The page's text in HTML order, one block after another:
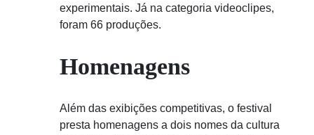
experimentais. Já na categoria videoclipes,
foram 66 produções.
Homenagens
Além das exibições competitivas, o festival
presta homenagens a dois nomes da cultura